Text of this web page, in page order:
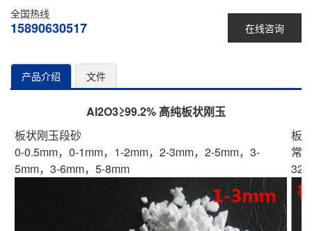
在线咨询
全国热线
15890630517
产品介绍 文件
Al2O3≥99.2% 高纯板状刚玉
板状刚玉段砂
0-0.5mm，0-1mm，1-2mm，2-3mm，2-5mm，3-
5mm，3-6mm，5-8mm
板
常